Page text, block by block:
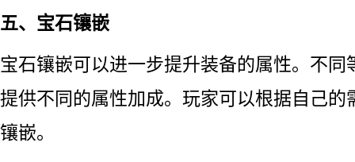
五、宝石镶嵌
宝石镶嵌可以进一步提升装备的属性。不同
提供不同的属性加成。玩家可以根据自己的
镶嵌。